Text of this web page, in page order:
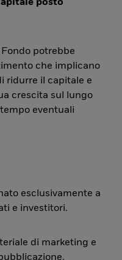
posto
potrebbe
che implicano
ridurre il capitale e
crescita sul lungo
eventuali
esclusivamente a
e investitori.
di marketing e